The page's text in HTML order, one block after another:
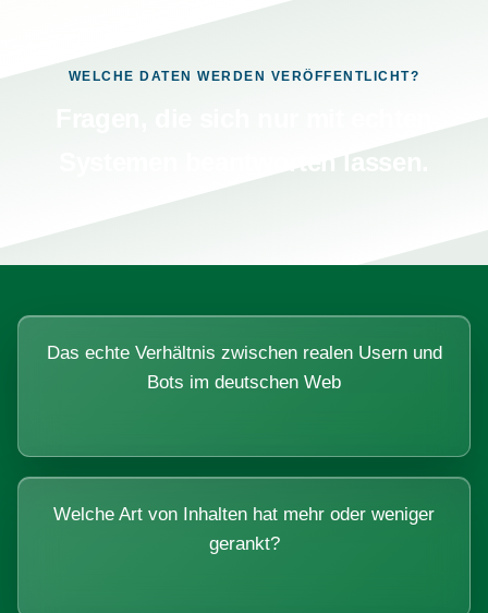
WELCHE DATEN WERDEN VERÖFFENTLICHT?
Das echte Verhältnis zwischen realen Usern und
Bots im deutschen Web
Welche Art von Inhalten hat mehr oder weniger
gerankt?